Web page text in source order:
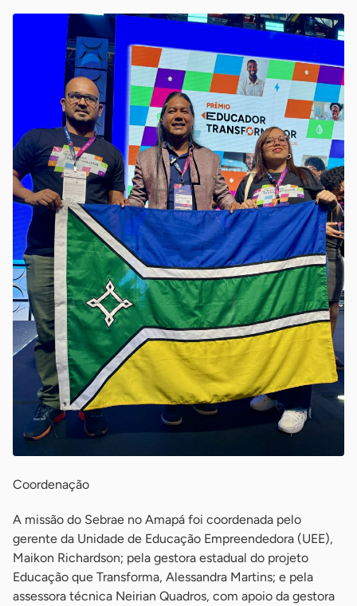
Coordenação
A missão do Sebrae no Amapá foi coordenada pelo
gerente da Unidade de Educação Empreendedora (UEE),
Maikon Richardson; pela gestora estadual do projeto
Educação que Transforma, Alessandra Martins; e pela
assessora técnica Neirian Quadros, com apoio da gestora